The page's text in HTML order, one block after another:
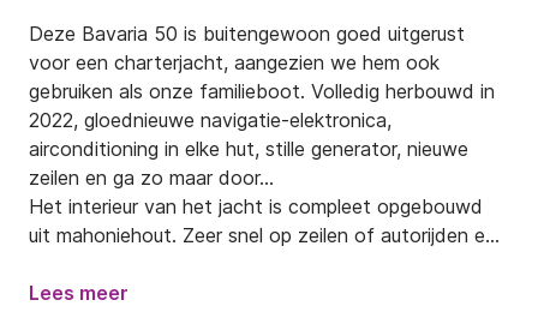
Deze Bavaria 50 is buitengewoon goed uitgerust
voor een charterjacht, aangezien we hem ook
gebruiken als onze familieboot. Volledig herbouwd in
2022, gloednieuwe navigatie-elektronica,
airconditioning in elke hut, stille generator, nieuwe
zeilen en ga zo maar door...
Het interieur van het jacht is compleet opgebouwd
uit mahoniehout. Zeer snel op zeilen of autorijden en
Lees meer